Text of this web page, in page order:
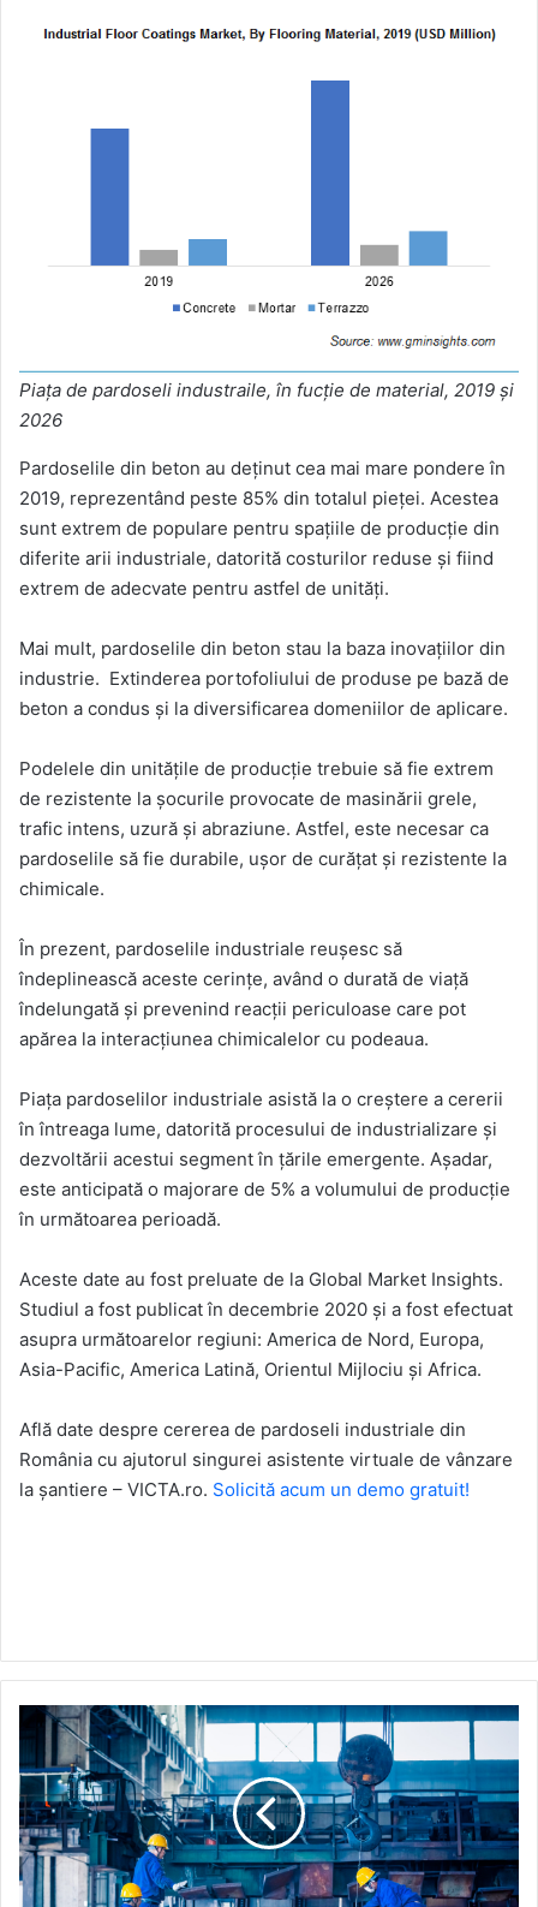
Piața de pardoseli industraile, în fucție de material, 2019 și
2026
Pardoselile din beton au deținut cea mai mare pondere în
2019, reprezentând peste 85% din totalul pieței. Acestea
sunt extrem de populare pentru spațiile de producție din
diferite arii industriale, datorită costurilor reduse și fiind
extrem de adecvate pentru astfel de unități.
Mai mult, pardoselile din beton stau la baza inovațiilor din
industrie. Extinderea portofoliului de produse pe bază de
beton a condus și la diversificarea domeniilor de aplicare.
Podelele din unitățile de producție trebuie să fie extrem
de rezistente la șocurile provocate de masinării grele,
trafic intens, uzură și abraziune. Astfel, este necesar ca
pardoselile să fie durabile, ușor de curățat și rezistente la
chimicale.
În prezent, pardoselile industriale reușesc să
îndeplinească aceste cerințe, având o durată de viață
îndelungată și prevenind reacții periculoase care pot
apărea la interacțiunea chimicalelor cu podeaua.
Piața pardoselilor industriale asistă la o creștere a cererii
în întreaga lume, datorită procesului de industrializare și
dezvoltării acestui segment în țările emergente. Așadar,
este anticipată o majorare de 5% a volumului de producție
în următoarea perioadă.
Aceste date au fost preluate de la Global Market Insights.
Studiul a fost publicat în decembrie 2020 și a fost efectuat
asupra următoarelor regiuni: America de Nord, Europa,
Asia-Pacific, America Latină, Orientul Mijlociu și Africa.
Află date despre cererea de pardoseli industriale din
România cu ajutorul singurei asistente virtuale de vânzare
la șantiere – VICTA.ro. Solicită acum un demo gratuit!
Pandemia
a
cauzat
scăderi
drastice
in
producția
la